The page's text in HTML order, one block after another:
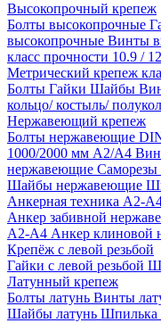
Высокопрочный крепеж
Болты высокопрочные
высокопрочные Винты
класс прочности 10.9 /
Метрический крепеж
Болты Гайки Шайбы
кольцо/ костыль/
Нержавеющий крепеж
Болты нержавеющие
1000/2000 мм А2/А4
нержавеющие
Шайбы нержавеющие
Анкерная техника А2-
Анкер забивной
A2-A4 Анкер клиновой
Крепёж с левой резьбой
Гайки с левой резьбой
Латунный крепеж
Болты латунь Винты
Шайбы латунь Шпилька